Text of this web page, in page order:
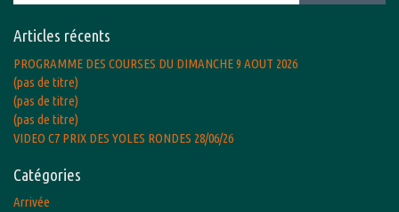
Articles récents
PROGRAMME DES COURSES DU DIMANCHE 9 AOUT 2026
(pas de titre)
(pas de titre)
(pas de titre)
VIDEO C7 PRIX DES YOLES RONDES 28/06/26
Catégories
Arrivée